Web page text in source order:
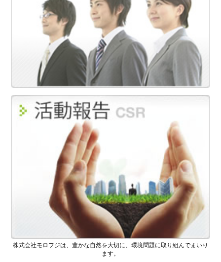
株式会社モロフジは、豊かな自然を大切に、環境問題に取り組んでまいり
ます。